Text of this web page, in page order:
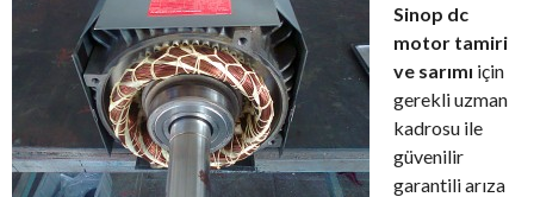
Sinop dc
motor tamiri
ve sarımı için
gerekli uzman
kadrosu ile
güvenilir
garantili arıza